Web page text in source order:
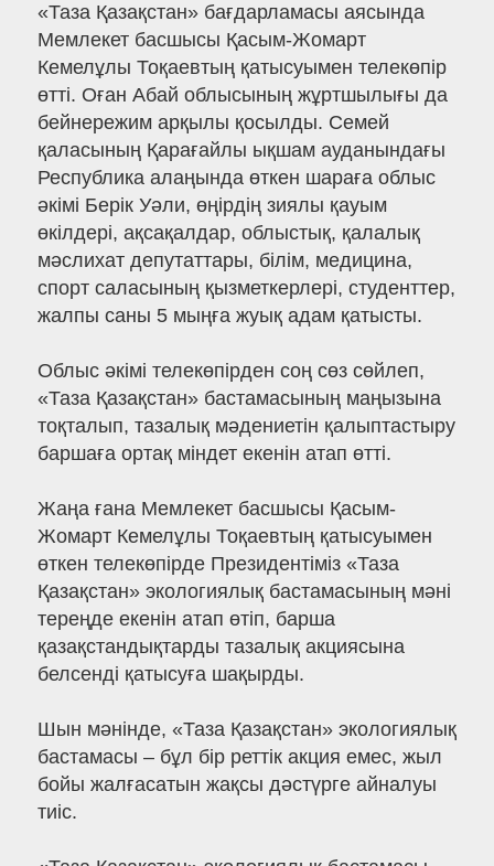
«Таза Қазақстан» бағдарламасы аясында
Мемлекет басшысы Қасым-Жомарт
Кемелұлы Тоқаевтың қатысуымен телекөпір
өтті. Оған Абай облысының жұртшылығы да
бейнережим арқылы қосылды. Семей
қаласының Қарағайлы ықшам ауданындағы
Республика алаңында өткен шараға облыс
әкімі Берік Уәли, өңірдің зиялы қауым
өкілдері, ақсақалдар, облыстық, қалалық
мәслихат депутаттары, білім, медицина,
спорт саласының қызметкерлері, студенттер,
жалпы саны 5 мыңға жуық адам қатысты.
Облыс әкімі телекөпірден соң сөз сөйлеп,
«Таза Қазақстан» бастамасының маңызына
тоқталып, тазалық мәдениетін қалыптастыру
баршаға ортақ міндет екенін атап өтті.
Жаңа ғана Мемлекет басшысы Қасым-
Жомарт Кемелұлы Тоқаевтың қатысуымен
өткен телекөпірде Президентіміз «Таза
Қазақстан» экологиялық бастамасының мәні
тереңде екенін атап өтіп, барша
қазақстандықтарды тазалық акциясына
белсенді қатысуға шақырды.
Шын мәнінде, «Таза Қазақстан» экологиялық
бастамасы – бұл бір реттік акция емес, жыл
бойы жалғасатын жақсы дәстүрге айналуы
тиіс.